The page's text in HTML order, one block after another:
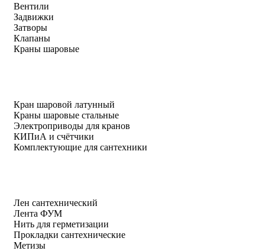
Вентили
Задвижки
Затворы
Клапаны
Краны шаровые
Кран шаровой латунный
Краны шаровые стальные
Электроприводы для кранов
КИПиА и счётчики
Комплектующие для сантехники
Лен сантехнический
Лента ФУМ
Нить для герметизации
Прокладки сантехнические
Метизы